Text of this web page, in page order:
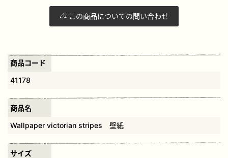
この商品についての問い合わせ
商品コード
41178
商品名
Wallpaper victorian stripes 壁紙
サイズ